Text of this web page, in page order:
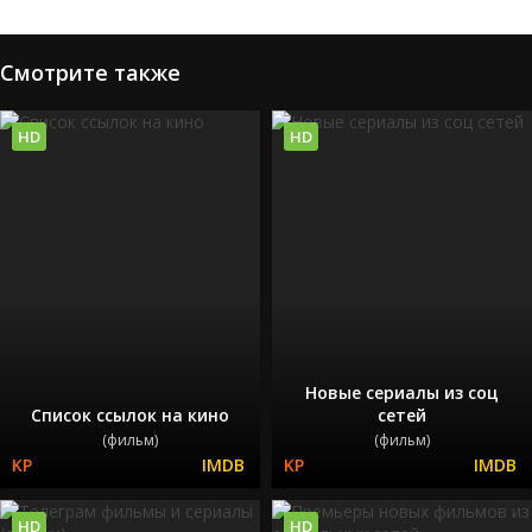
Смотрите также
Список ссылок на кино
(фильм)
HD
Новые сериалы из соц
сетей
(фильм)
HD
HD HD